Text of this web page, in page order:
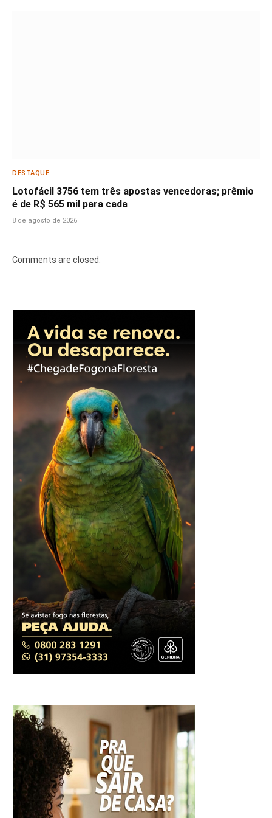
DESTAQUE
Lotofácil 3756 tem três apostas vencedoras; prêmio
é de R$ 565 mil para cada
8 de agosto de 2026
Comments are closed.